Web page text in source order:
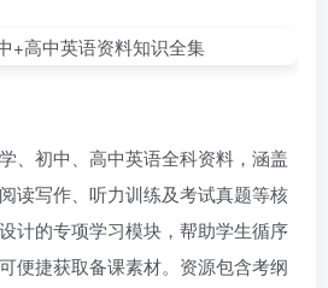
、初中、高中英语全科资料，涵盖
读写作、听力训练及考试真题等核
计的专项学习模块，帮助学生循序
便捷获取备课素材。资源包含考纲